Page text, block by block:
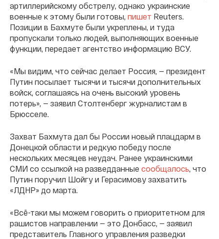
артиллерийскому обстрелу, однако украинские
военные к этому были готовы, пишет Reuters.
Позиции в Бахмуте были укреплены, и туда
пропускали только людей, выполняющих военные
функции, передает агентство информацию ВСУ.
«Мы видим, что сейчас делает Россия, — президент
Путин посылает тысячи и тысячи дополнительных
войск, соглашаясь на очень высокий уровень
потерь», — заявил Столтенберг журналистам в
Брюсселе.
Захват Бахмута дал бы России новый плацдарм в
Донецкой области и редкую победу после
нескольких месяцев неудач. Ранее украинскими
СМИ со ссылкой на разведданные сообщалось , что
Путин поручил Шойгу и Герасимову захватить
«ЛДНР» до марта.
«Всё-таки мы можем говорить о приоритетном для
рашистов направлении — это Донбасс, — заявил
представитель Главного управления разведки